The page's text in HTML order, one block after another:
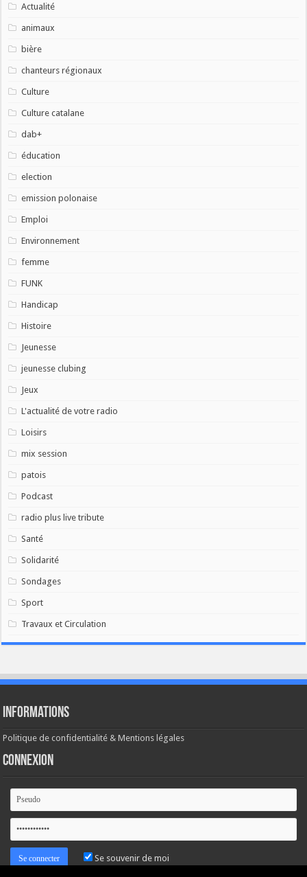
Actualité
animaux
bière
chanteurs régionaux
Culture
Culture catalane
dab+
éducation
election
emission polonaise
Emploi
Environnement
femme
FUNK
Handicap
Histoire
Jeunesse
jeunesse clubing
Jeux
L'actualité de votre radio
Loisirs
mix session
patois
Podcast
radio plus live tribute
Santé
Solidarité
Sondages
Sport
Travaux et Circulation
Informations
Politique de confidentialité & Mentions légales
Connexion
Se souvenir de moi